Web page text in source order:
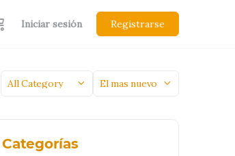
Iniciar sesión Registrarse
Categoría
Sort
Categorías